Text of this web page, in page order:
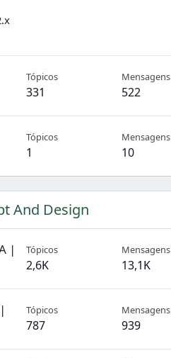
Tópicos
331
Mensagens
522
Tópicos
1
Mensagens
10
And Design
|
Tópicos
2,6K
Mensagens
13,1K
Tópicos
787
Mensagens
939